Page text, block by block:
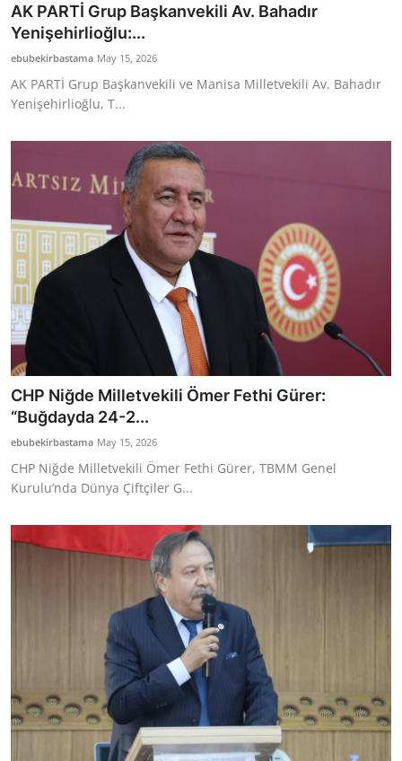
AK PARTİ Grup Başkanvekili Av. Bahadır
Yenişehirlioğlu:...
ebubekirbastama May 15, 2026
AK PARTİ Grup Başkanvekili ve Manisa Milletvekili Av. Bahadır
Yenişehirlioğlu, T...
CHP Niğde Milletvekili Ömer Fethi Gürer:
“Buğdayda 24-2...
ebubekirbastama May 15, 2026
CHP Niğde Milletvekili Ömer Fethi Gürer, TBMM Genel
Kurulu’nda Dünya Çiftçiler G...